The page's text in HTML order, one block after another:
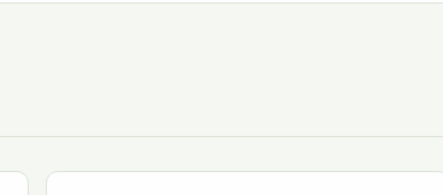
Про ельфів і троянди